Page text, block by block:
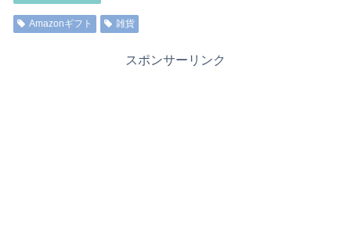
Amazonギフト 雑貨
スポンサーリンク